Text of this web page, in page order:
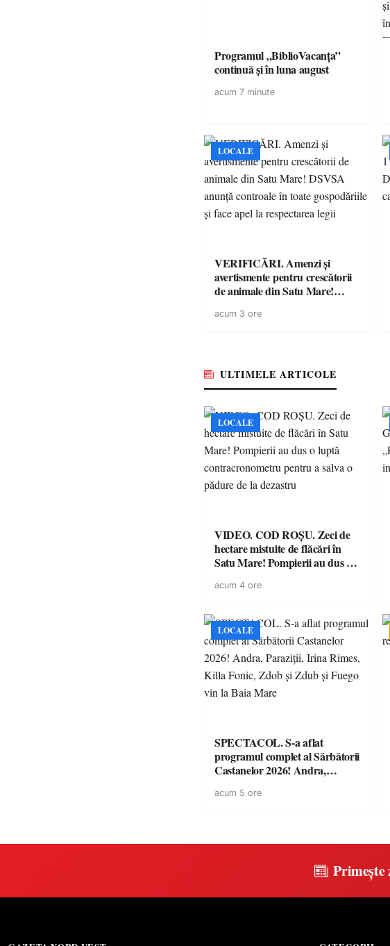
Programul „BiblioVacanța”
continuă și în luna august
acum 7 minute
LOCALE
VERIFICĂRI. Amenzi și
avertismente pentru crescătorii
de animale din Satu Mare!
toate gospodăriile și face apel la
acum 3 ore
ULTIMELE ARTICOLE
LOCALE
VIDEO. COD ROȘU. Zeci de
hectare mistuite de flăcări în
Satu Mare! Pompierii au dus o
a salva o pădure de la dezastru
acum 4 ore
LOCALE
SPECTACOL. S-a aflat
programul complet al Sărbătorii
Castanelor 2026! Andra,
Fonic, Zdob și Zdub și Fuego
acum 5 ore